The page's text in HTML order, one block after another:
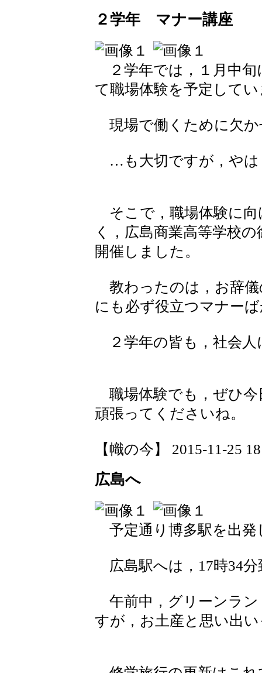
２学年 マナー講座
２学年では，１月中旬
て職場体験を予定して
現場で働くために欠か
…も大切ですが，やは
そこで，職場体験に向
く，広島商業高等学校
開催しました。
教わったのは，お辞儀
にも必ず役立つマナー
２学年の皆も，社会人
職場体験でも，ぜひ今
頑張ってくださいね。
【幟の今】 2015-11-25
広島へ
予定通り博多駅を出発
広島駅へは，17時34分
午前中，グリーンラン
すが，お土産と思い出